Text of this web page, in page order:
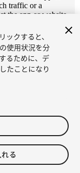
ックすると、
使用状況を分
るために、デ
たことになり
る